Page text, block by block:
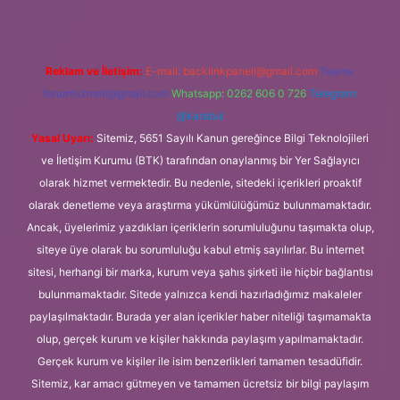
Reklam ve İletişim: E-mail: backlinkpaneli@gmail.com Teams:
forumhizmeti@gmail.com Whatsapp: 0262 606 0 726 Telegram:
@karabul
Yasal Uyarı: Sitemiz, 5651 Sayılı Kanun gereğince Bilgi Teknolojileri
ve İletişim Kurumu (BTK) tarafından onaylanmış bir Yer Sağlayıcı
olarak hizmet vermektedir. Bu nedenle, sitedeki içerikleri proaktif
olarak denetleme veya araştırma yükümlülüğümüz bulunmamaktadır.
Ancak, üyelerimiz yazdıkları içeriklerin sorumluluğunu taşımakta olup,
siteye üye olarak bu sorumluluğu kabul etmiş sayılırlar. Bu internet
sitesi, herhangi bir marka, kurum veya şahıs şirketi ile hiçbir bağlantısı
bulunmamaktadır. Sitede yalnızca kendi hazırladığımız makaleler
paylaşılmaktadır. Burada yer alan içerikler haber niteliği taşımamakta
olup, gerçek kurum ve kişiler hakkında paylaşım yapılmamaktadır.
Gerçek kurum ve kişiler ile isim benzerlikleri tamamen tesadüfidir.
Sitemiz, kar amacı gütmeyen ve tamamen ücretsiz bir bilgi paylaşım